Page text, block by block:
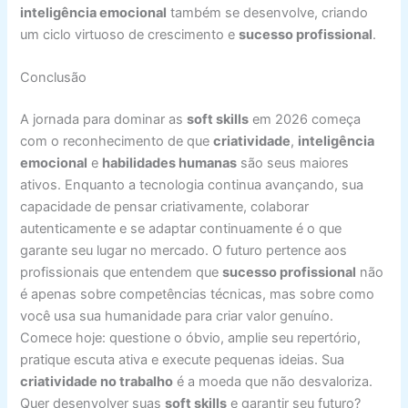
inteligência emocional também se desenvolve, criando
um ciclo virtuoso de crescimento esucesso profissional.
Conclusão
A jornada para dominar assoft skills em 2026 começa
com o reconhecimento de quecriatividade, inteligência
emocional e habilidades humanas são seus maiores
ativos. Enquanto a tecnologia continua avançando, sua
capacidade de pensar criativamente, colaborar
autenticamente e se adaptar continuamente é o que
garante seu lugar no mercado. O futuro pertence aos
profissionais que entendem quesucesso profissional não
é apenas sobre competências técnicas, mas sobre como
você usa sua humanidade para criar valor genuíno.
Comece hoje: questione o óbvio, amplie seu repertório,
pratique escuta ativa e execute pequenas ideias. Sua
criatividade no trabalho é a moeda que não desvaloriza.
Quer desenvolver suassoft skills e garantir seu futuro?